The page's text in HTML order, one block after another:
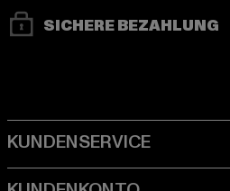
SICHERE BEZAHLUNG